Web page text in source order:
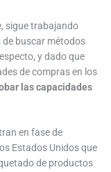
sigue trabajando
de buscar métodos
y dado que
de compras en los
las capacidades
en fase de
Estados Unidos que
de productos